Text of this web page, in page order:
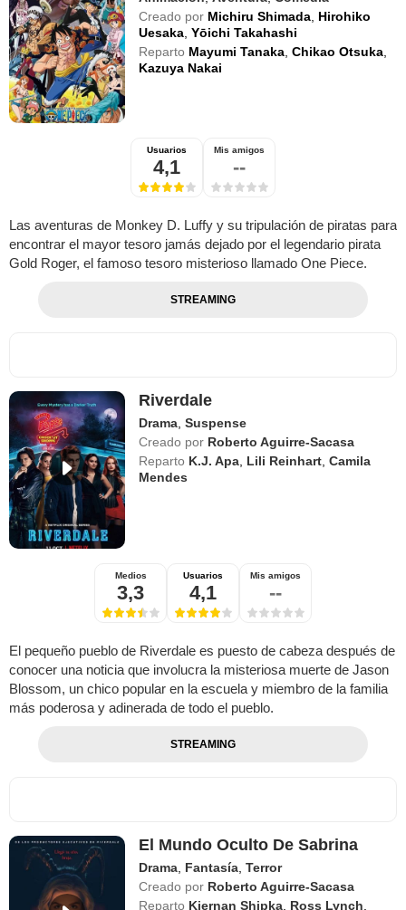
Creado por Michiru Shimada, Hirohiko
Uesaka,Yōichi Takahashi
Reparto Mayumi Tanaka,Chikao Otsuka,
Kazuya Nakai
Usuarios
4,1
Mis amigos
--
Las aventuras de Monkey D. Luffy y su tripulación de piratas para
encontrar el mayor tesoro jamás dejado por el legendario pirata
Gold Roger, el famoso tesoro misterioso llamado One Piece.
STREAMING
Riverdale
Drama ,Suspense
Creado por Roberto Aguirre-Sacasa
Reparto K.J. Apa Lili Reinhart ,Camila
Mendes
Medios
3,3
Usuarios
4,1
Mis amigos
--
El pequeño pueblo de Riverdale es puesto de cabeza después de
conocer una noticia que involucra la misteriosa muerte de Jason
Blossom, un chico popular en la escuela y miembro de la familia
más poderosa y adinerada de todo el pueblo.
STREAMING
El Mundo Oculto De Sabrina
Drama Fantasía ,Terror
Creado por Roberto Aguirre-Sacasa
Reparto Kiernan Shipka Ross Lynch